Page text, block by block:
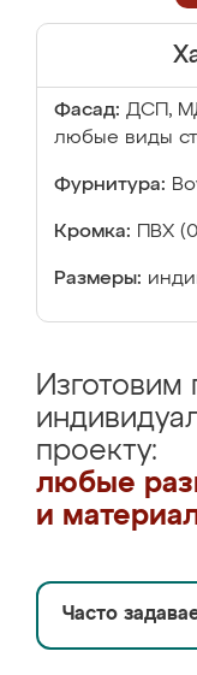
Фасад: ДСП,
любые виды
Фурнитура:
Кромка: ПВХ
Размеры:
Изготовим
проекту:
любые
и
Часто